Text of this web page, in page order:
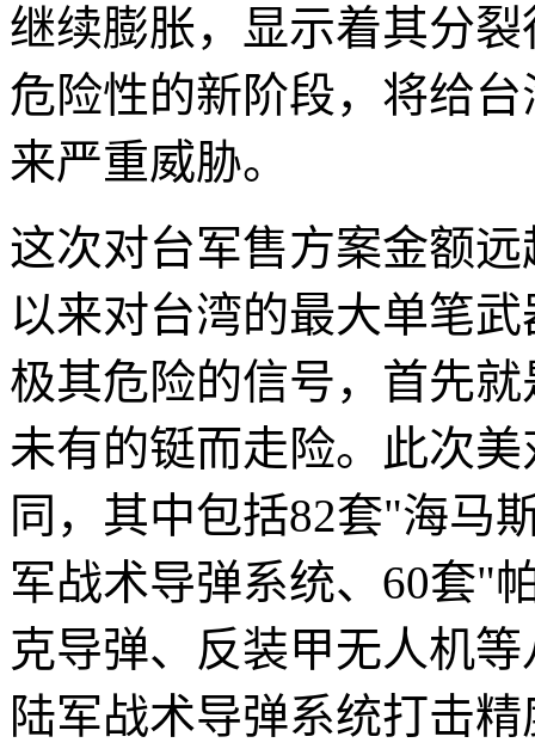
继续膨胀，显示着其分
危险性的新阶段，将给
来严重威胁。
这次对台军售方案金额
以来对台湾的最大单笔
极其危险的信号，首先
未有的铤而走险。此次
同，其中包括82套"海马
军战术导弹系统、60套"
克导弹、反装甲无人机
陆军战术导弹系统打击